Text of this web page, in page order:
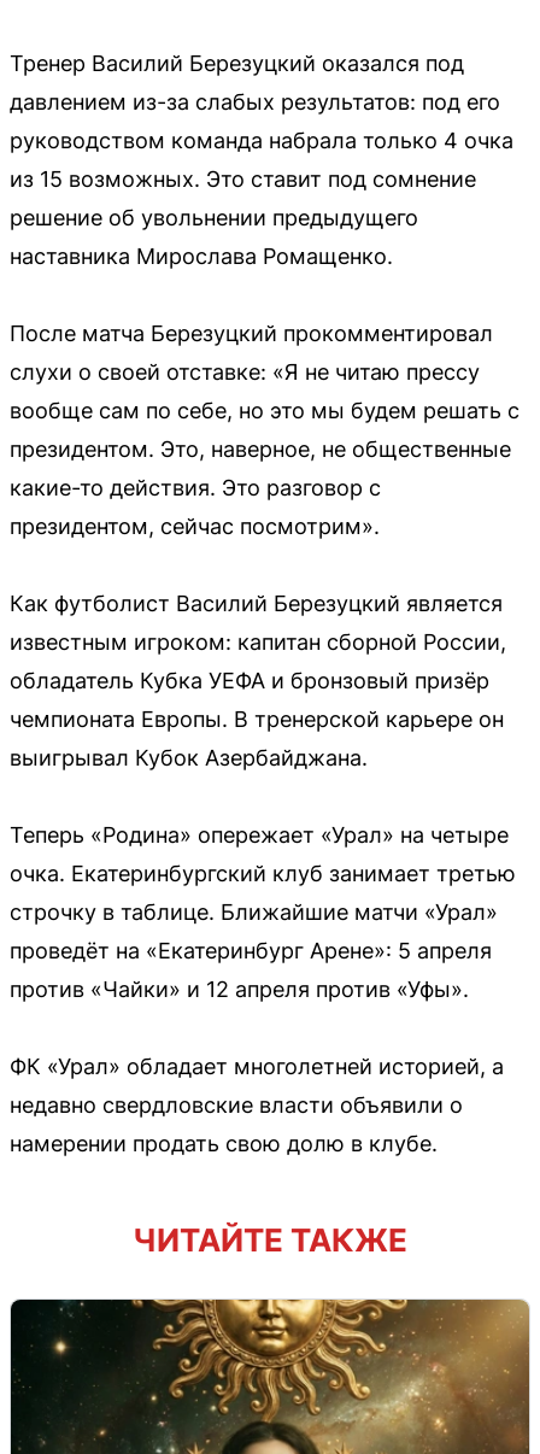
Тренер Василий Березуцкий оказался под
давлением из-за слабых результатов: под его
руководством команда набрала только 4 очка
из 15 возможных. Это ставит под сомнение
решение об увольнении предыдущего
наставника Мирослава Ромащенко.
После матча Березуцкий прокомментировал
слухи о своей отставке: «Я не читаю прессу
вообще сам по себе, но это мы будем решать с
президентом. Это, наверное, не общественные
какие-то действия. Это разговор с
президентом, сейчас посмотрим».
Как футболист Василий Березуцкий является
известным игроком: капитан сборной России,
обладатель Кубка УЕФА и бронзовый призёр
чемпионата Европы. В тренерской карьере он
выигрывал Кубок Азербайджана.
Теперь «Родина» опережает «Урал» на четыре
очка. Екатеринбургский клуб занимает третью
строчку в таблице. Ближайшие матчи «Урал»
проведёт на «Екатеринбург Арене»: 5 апреля
против «Чайки» и 12 апреля против «Уфы».
ФК «Урал» обладает многолетней историей, а
недавно свердловские власти объявили о
намерении продать свою долю в клубе.
ЧИТАЙТЕ ТАКЖЕ